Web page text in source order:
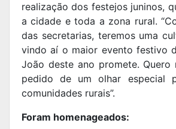
realização dos festejos juninos,
a cidade e toda a zona rural.
das secretarias, teremos uma
vindo aí o maior evento festivo
João deste ano promete. Quero
pedido de um olhar especial
comunidades rurais”.
Foram homenageados: